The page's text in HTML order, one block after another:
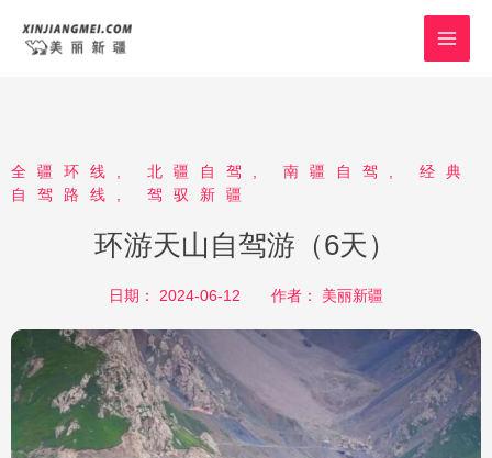
全疆环线 北疆自驾 南疆自驾
经典
自驾路线
驾驭新疆
环游天山自驾游（6天）
日期： 2024-06-12 作者： 美丽新疆